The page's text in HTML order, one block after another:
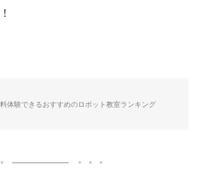
体験できるおすすめのロボット教室ランキング